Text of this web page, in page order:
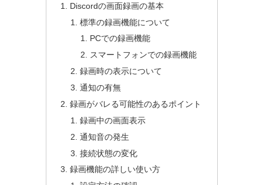
Discordの画面録画の基本
標準の録画機能について
PCでの録画機能
スマートフォンでの録画機能
録画時の表示について
通知の有無
録画がバレる可能性のあるポイント
録画中の画面表示
通知音の発生
接続状態の変化
録画機能の詳しい使い方